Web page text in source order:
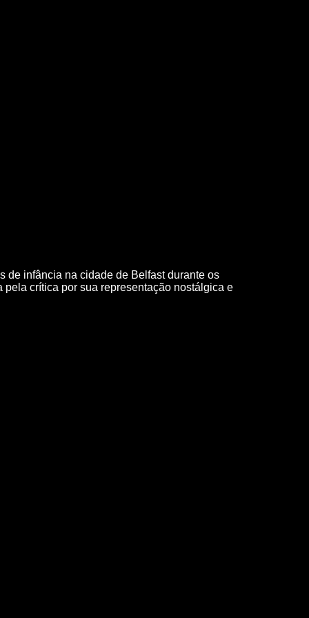
de infância na cidade de Belfast durante os
crítica por sua representação nostálgica e